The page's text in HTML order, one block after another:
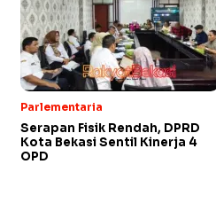
Parlementaria
Serapan Fisik Rendah, DPRD
Kota Bekasi Sentil Kinerja 4
OPD